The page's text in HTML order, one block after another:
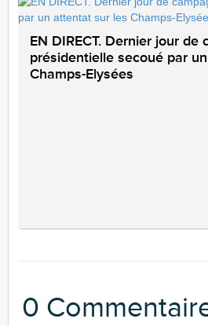
EN DIRECT. Dernier jour de
présidentielle secoué par
Champs-Elysées
0